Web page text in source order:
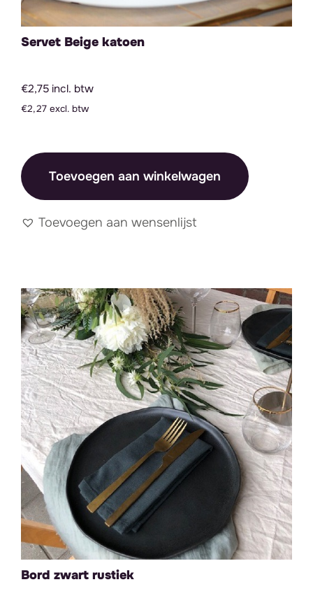
Servet Beige katoen
€2,75 incl. btw
€2,27 excl. btw
Toevoegen aan winkelwagen
Toevoegen aan wensenlijst
Bord zwart rustiek